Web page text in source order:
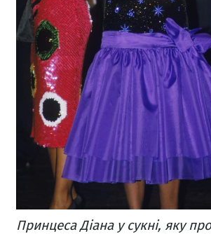
Принцеса Діана у сукні, яку